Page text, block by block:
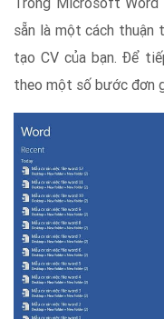
sẵn là một cách thuận
tạo CV của bạn. Để
theo một số bước đơn